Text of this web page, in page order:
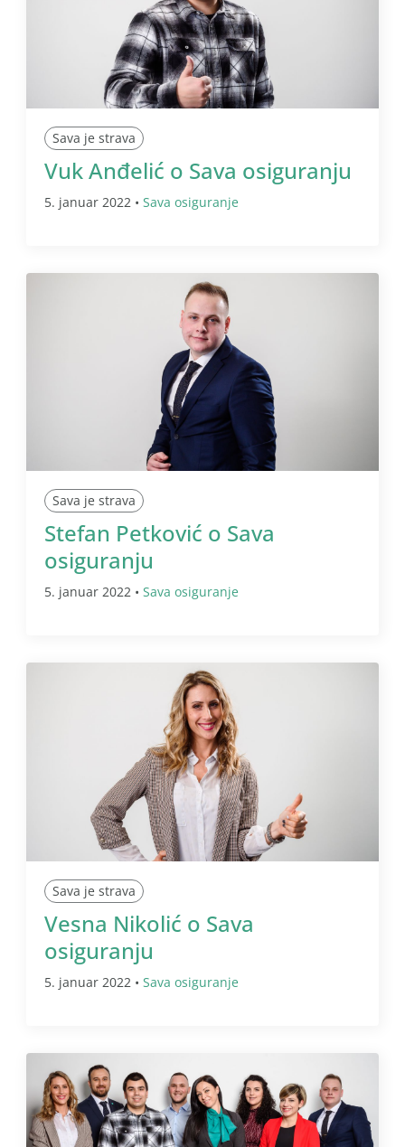
Sava je strava
Vuk Anđelić o Sava osiguranju
5. januar 2022 • Sava osiguranje
Sava je strava
Stefan Petković o Sava
osiguranju
5. januar 2022 • Sava osiguranje
Sava je strava
Vesna Nikolić o Sava
osiguranju
5. januar 2022 • Sava osiguranje